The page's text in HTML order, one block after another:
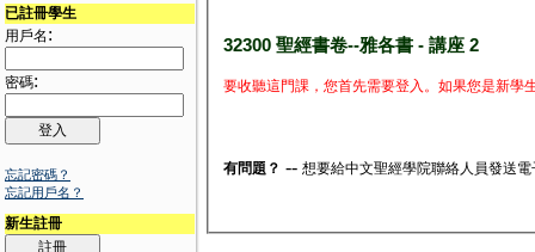
已註冊學生
用戶名 :
密碼:
忘記密碼？
忘記用戶名？
新生註冊
32300 聖經書卷--雅各書 - 講座 2
要收聽這門課，您首先需要登入。如果您是新學
有問題？ -- 想要給中文聖經學院聯絡人員發送電